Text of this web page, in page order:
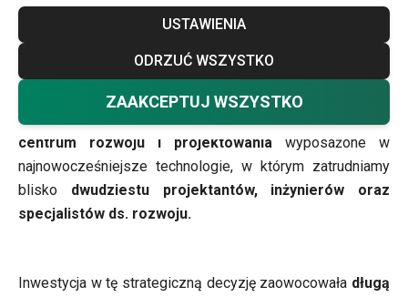
USTAWIENIA
ODRZUĆ WSZYSTKO
ZAAKCEPTUJ WSZYSTKO
sukcesu. Dlategodesignnaturalnie stał sięalfą i omegą
wszystkich produktów, które wydajemy na świat.
Aby stworzyć idealne warunkido oryginalnego
projektowania naszych produktów, w 2001 roku powstało
centrum rozwoju i projektowania wyposażone w
najnowocześniejsze technologie, w którym zatrudniamy
blisko dwudziestu projektantów, inżynierów oraz
specjalistów ds. rozwoju.
Inwestycja w tę strategiczną decyzję zaowocowała długą